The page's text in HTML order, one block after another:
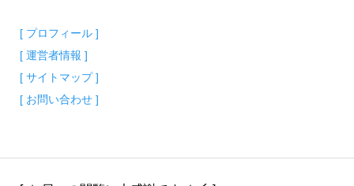
[ プロフィール ]
[ 運営者情報 ]
[ サイトマップ ]
[ お問い合わせ ]